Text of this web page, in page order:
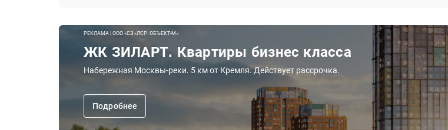
РЕКЛАМА | ООО «СЗ «ЛСР. ОБЪЕКТ-М»
ЖК ЗИЛАРТ. Квартиры бизнес класса
Набережная Москвы-реки. 5 км от Кремля. Действует рассрочка.
Подробнее